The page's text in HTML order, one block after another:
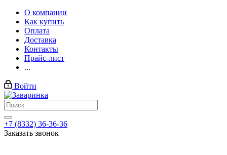
О компании
Как купить
Оплата
Доставка
Контакты
Прайс-лист
...
Войти
+7 (8332) 36-36-36
Заказать звонок